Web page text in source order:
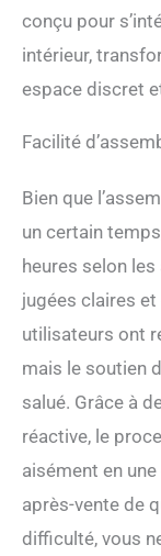
conçu pour
intérieur,
espace discret
Facilité
Bien que
un certain
heures selon
jugées claires
utilisateurs ont
mais le soutien
salué. Grâce à
réactive, le
aisément en
après-vente de
difficulté, vous